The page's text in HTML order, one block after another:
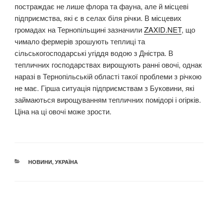
постраждає не лише флора та фауна, але й місцеві
підприємства, які є в селах біля річки. В місцевих
громадах на Тернопільщині зазначилиZAXID.NET, що
чимало фермерів зрошують теплиці та
сільськогосподарські угіддя водою з Дністра. В
тепличних господарствах вирощують ранні овочі, однак
наразі в Тернопільській області такої проблеми з річкою
не має. Гірша ситуація підприємствам з Буковини, які
займаються вирощуванням тепличних помідорі і огірків.
Ціна на ці овочі може зрости.
КАТЕГОРІЇ
НОВИНИ, УКРАЇНА